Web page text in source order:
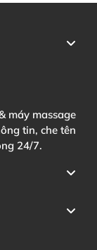
máy massage
tin, che tên
24/7.